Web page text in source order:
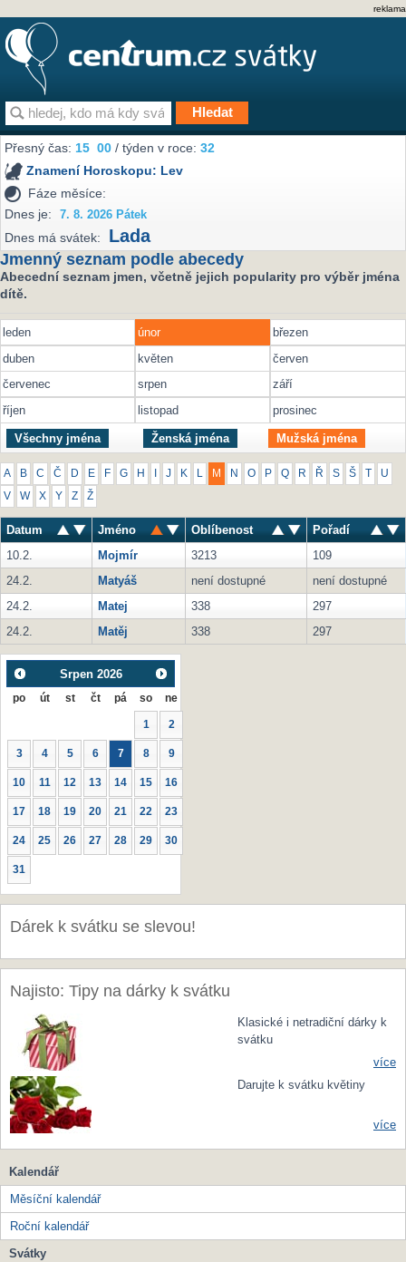
reklama
Přesný čas:15 00 / týden v roce:32
Znamení Horoskopu: Lev
Fáze měsíce:
Dnes je:
7. 8. 2026 Pátek
Dnes má svátek: Lada
Jmenný seznam podle abecedy
Abecední seznam jmen, včetně jejich popularity pro výběr jména
dítě.
leden únor
březen
duben
květen
červen
červenec
srpen
září
říjen
listopad prosinec
Všechny jména Ženská jména Mužská jména
A B C Č D E F G H J K M N O P Q R Ř S Š U
V W X Y Z Ž
Datum Jméno Oblíbenost
Pořadí
10.2.
Mojmír 3213
109
24.2.
Matyáš není dostupné
není dostupné
24.2.
Matej 338
297
24.2.
Matěj 338 297
Srpen 2026
po út st čt pá so ne
1 2
3 4 5 6 7 8 9
10 11 12 13 14 15 16
17 18 19 20 21 22 23
24 25 26 27 28 29 30
31
Dárek k svátku se slevou!
Najisto: Tipy na dárky k svátku
Klasické i netradiční dárky k
svátku
více
Darujte k svátku květiny
více
Kalendář
Měsíční kalendář
Roční kalendář
Svátky